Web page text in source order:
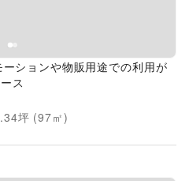
ーションや物販用途での利用が
ス
坪 (97㎡)